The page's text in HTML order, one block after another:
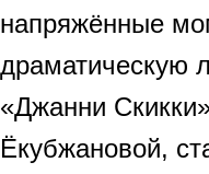
напряжённые
драматическую
«Джанни
Ёкубжановой,